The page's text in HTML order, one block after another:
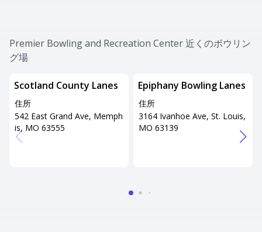
Premier Bowling and Recreation Center 近くのボウリン
グ場
Scotland County Lanes
住所
542 East Grand Ave, Memph
is, MO 63555
Epiphany Bowling Lanes
住所
3164 Ivanhoe Ave, St. Louis,
MO 63139